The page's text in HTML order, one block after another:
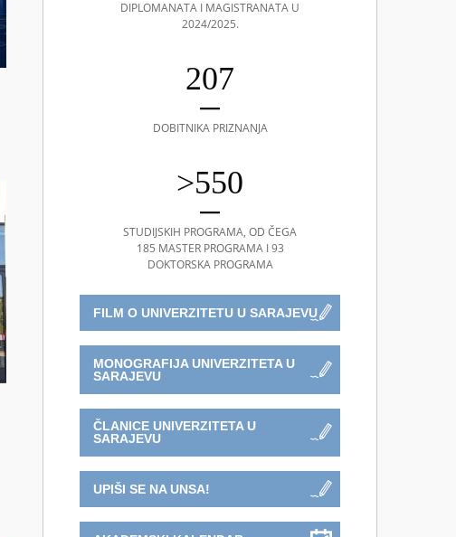
DIPLOMANATA I MAGISTRANATA U
2024/2025.
207
DOBITNIKA PRIZNANJA
>550
STUDIJSKIH PROGRAMA, OD ČEGA
185 MASTER PROGRAMA I 93
DOKTORSKA PROGRAMA
FILM O UNIVERZITETU U SARAJEVU
MONOGRAFIJA UNIVERZITETA U
SARAJEVU
ČLANICE UNIVERZITETA U
SARAJEVU
UPIŠI SE NA UNSA!